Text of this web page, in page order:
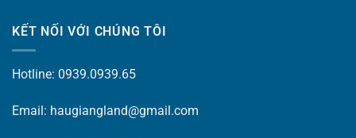
KẾT NỐI VỚI CHÚNG TÔI
Hotline: 0939.0939.65
Email: haugiangland@gmail.com